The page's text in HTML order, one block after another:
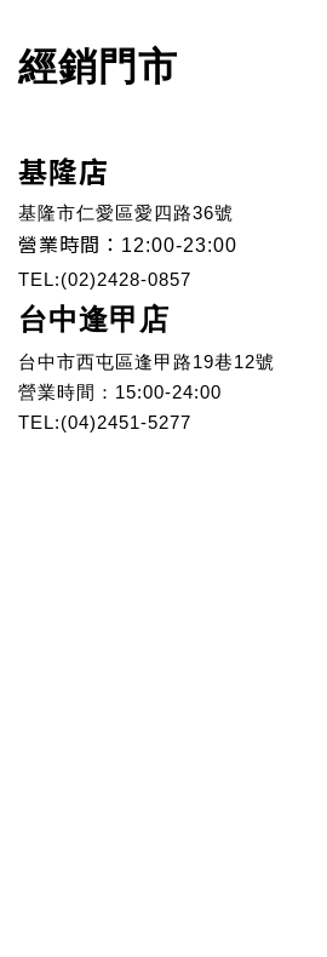
經銷門市
基隆店
基隆市仁愛區愛四路36號
營業時間： 12:00-23:00
TEL:(02)2428-0857
台中逢甲店
台中市西屯區逢甲路19巷12號
營業時間：15:00-24:00
TEL:(04)2451-5277